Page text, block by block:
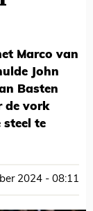
Marco van
John
Basten
de vork
steel te
2024 - 08:11